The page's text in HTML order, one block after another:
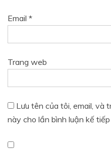
Email *
Trang web
Lưu tên của tôi, email, và
này cho lần bình luận kế tiếp